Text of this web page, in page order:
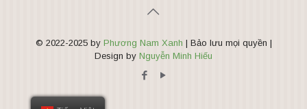
© 2022-2025 by Phương Nam Xanh | Bảo lưu mọi quyền |
Design by Nguyễn Minh Hiếu